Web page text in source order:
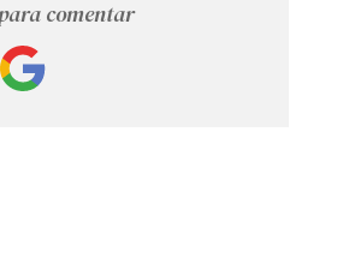
comentar